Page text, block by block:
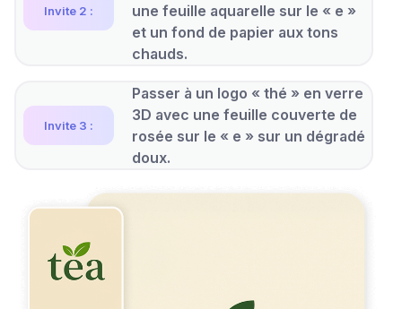
Invite 2 :
une feuille aquarelle sur le « e »
et un fond de papier aux tons
chauds.
Invite 3 :
Passer à un logo « thé » en verre
3D avec une feuille couverte de
rosée sur le « e » sur un dégradé
doux.